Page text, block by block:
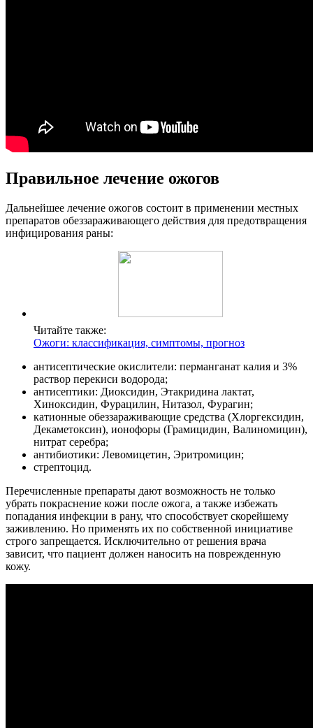
Правильное лечение ожогов
Дальнейшее лечение ожогов состоит в применении местных
препаратов обеззараживающего действия для предотвращения
инфицирования раны:
Читайте также:
Ожоги: классификация, симптомы, прогноз
антисептические окислители: перманганат калия и 3%
раствор перекиси водорода;
антисептики: Диоксидин, Этакридина лактат,
Хиноксидин, Фурацилин, Нитазол, Фурагин;
катионные обеззараживающие средства (Хлоргексидин,
Декаметоксин), ионофоры (Грамицидин, Валиномицин),
нитрат серебра;
антибиотики: Левомицетин, Эритромицин;
стрептоцид.
Перечисленные препараты дают возможность не только
убрать покраснение кожи после ожога, а также избежать
попадания инфекции в рану, что способствует скорейшему
заживлению. Но применять их по собственной инициативе
строго запрещается. Исключительно от решения врача
зависит, что пациент должен наносить на поврежденную
кожу.